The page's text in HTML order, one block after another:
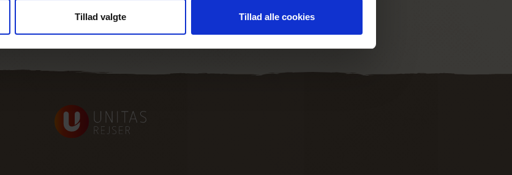
Tillad valgte Tillad alle cookies